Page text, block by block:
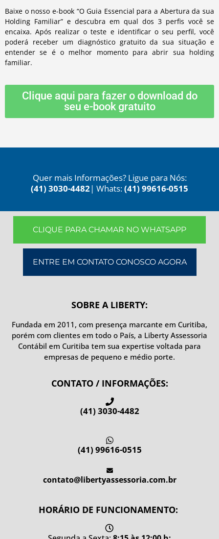
Baixe o nosso e-book “O Guia Essencial para a Abertura da sua
Holding Familiar” e descubra em qual dos 3 perfis você se
encaixa. Após realizar o teste e identificar o seu perfil, você
poderá receber um diagnóstico gratuito da sua situação e
entender se é o melhor momento para abrir sua holding
familiar.
Clique aqui para fazer o download do
seu e-book gratuito
Quer mais Informações? Ligue para Nós:
(41) 3030-4482| Whats:(41) 99616-0515
CLIQUE PARA CHAMAR NO WHATSAPP
ENTRE EM CONTATO CONOSCO AGORA
SOBRE A LIBERTY:
Fundada em 2011, com presença marcante em Curitiba,
porém com clientes em todo o País, a Liberty Assessoria
Contábil em Curitiba tem sua expertise voltada para
empresas de pequeno e médio porte.
CONTATO / INFORMAÇÕES:
(41) 3030-4482
(41) 99616-0515
contato@libertyassessoria.com.br
HORÁRIO DE FUNCIONAMENTO: